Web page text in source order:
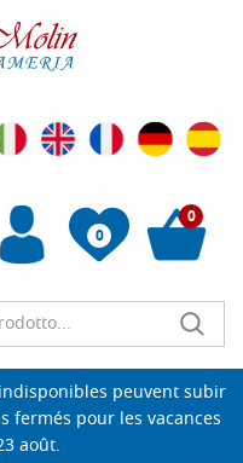
0
vide
0
peuvent subir
fermés pour les vacances
août.